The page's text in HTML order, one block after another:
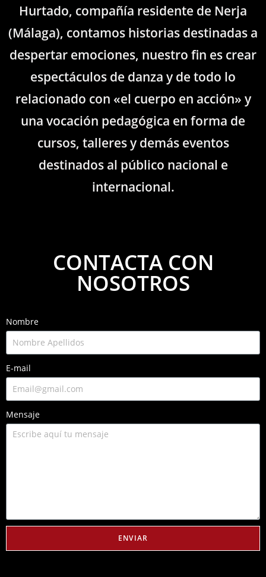
Hurtado, compañía residente de Nerja
(Málaga), contamos historias destinadas a
despertar emociones, nuestro fin es crear
espectáculos de danza y de todo lo
relacionado con «el cuerpo en acción» y
una vocación pedagógica en forma de
cursos, talleres y demás eventos
destinados al público nacional e
internacional.
CONTACTA CON
NOSOTROS
Nombre
E-mail
Mensaje
ENVIAR